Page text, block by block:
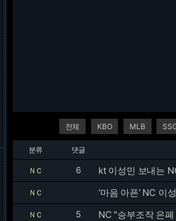
전체 KBO MLB
분류 댓글
ＮＣ 6 kt 이성민 보내는
ＮＣ ‘마음 아픈’ NC 이
ＮＣ 5 NC "승부조작 은